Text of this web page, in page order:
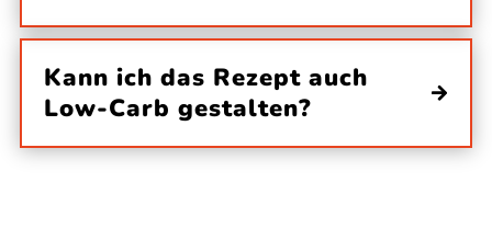
Kann ich das Rezept auch
Low-Carb gestalten?